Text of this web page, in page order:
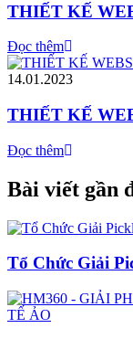
THIẾT KẾ
Đọc thêm
14.01.2023
THIẾT KẾ
Đọc thêm
Bài viết gần
Tổ Chức Giải